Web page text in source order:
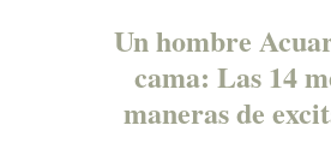
Un hombre
cama: Las 14
maneras de